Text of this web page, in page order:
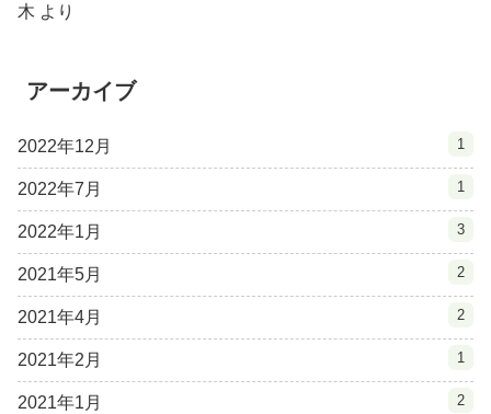
木 より
アーカイブ
2022年12月 1
2022年7月 1
2022年1月 3
2021年5月 2
2021年4月 2
2021年2月 1
2021年1月 2